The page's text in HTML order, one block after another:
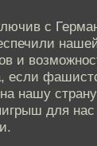
с
и
если
нашу страну
для